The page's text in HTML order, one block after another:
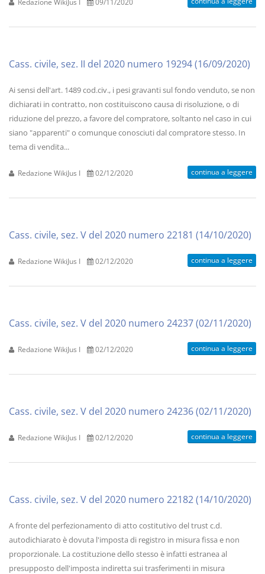
Cass. civile, sez. II del 2020 numero 19294 (16/09/2020)
Ai sensi dell'art. 1489 cod.civ., i pesi gravanti sul fondo venduto, se non
dichiarati in contratto, non costituiscono causa di risoluzione, o di
riduzione del prezzo, a favore del compratore, soltanto nel caso in cui
siano "apparenti" o comunque conosciuti dal compratore stesso. In
tema di vendita...
Redazione WikiJus I 02/12/2020 continua a leggere
Cass. civile, sez. V del 2020 numero 22181 (14/10/2020)
Redazione WikiJus I 02/12/2020 continua a leggere
Cass. civile, sez. V del 2020 numero 24237 (02/11/2020)
Redazione WikiJus I 02/12/2020 continua a leggere
Cass. civile, sez. V del 2020 numero 24236 (02/11/2020)
Redazione WikiJus I 02/12/2020 continua a leggere
Cass. civile, sez. V del 2020 numero 22182 (14/10/2020)
A fronte del perfezionamento di atto costitutivo del trust c.d.
autodichiarato è dovuta l'imposta di registro in misura fissa e non
proporzionale. La costituzione dello stesso è infatti estranea al
presupposto dell'imposta indiretta sui trasferimenti in misura